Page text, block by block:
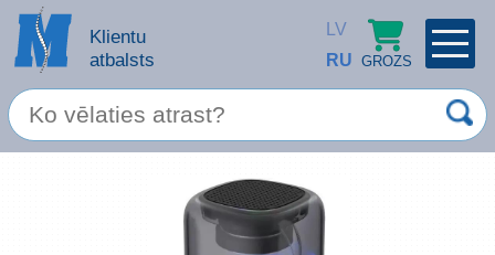
Klientu
atbalsts
LV
RU GROZS
Reģistrēties
Spec. piedāvājums
Servisa pakalpojumi